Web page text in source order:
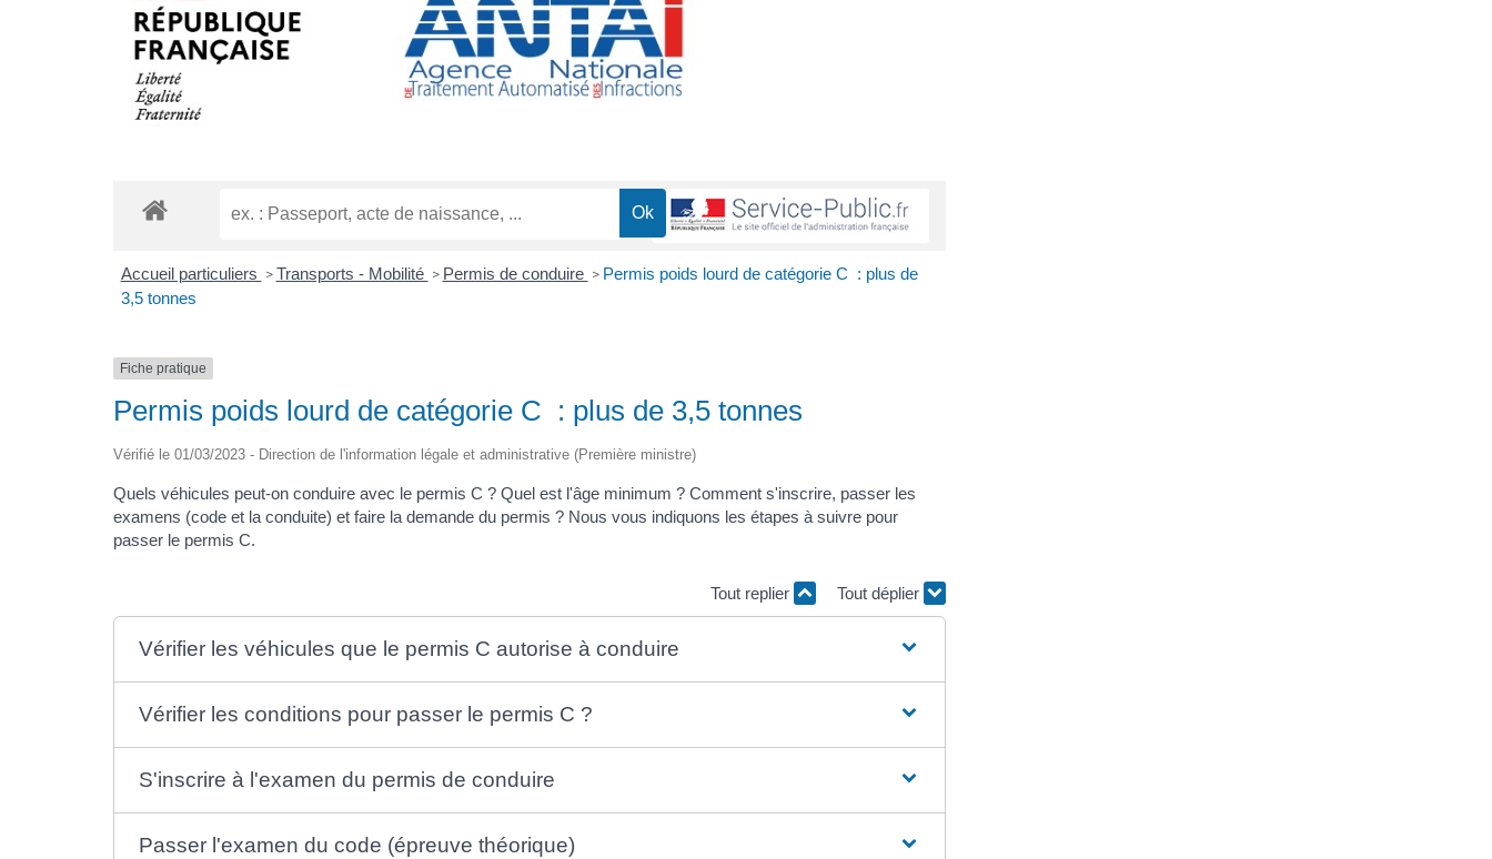
Accueil particuliers > Transports - Mobilité > Permis de conduire > Permis poids lourd de catégorie C : plus de
3,5 tonnes
Fiche pratique
Permis poids lourd de catégorie C : plus de 3,5 tonnes
Vérifié le 01/03/2023 - Direction de l'information légale et administrative (Première ministre)
Quels véhicules peut-on conduire avec le permis C ? Quel est l'âge minimum ? Comment s'inscrire, passer les
examens (code et la conduite) et faire la demande du permis ? Nous vous indiquons les étapes à suivre pour
passer le permis C.
Tout replier Tout déplier
Vérifier les véhicules que le permis C autorise à conduire
Vérifier les conditions pour passer le permis C ?
S'inscrire à l'examen du permis de conduire
Passer l'examen du code (épreuve théorique)